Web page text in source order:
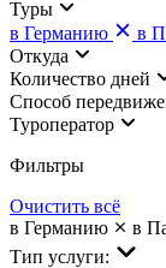
Туры
в Германию
в
Откуда
Количество дней
Cпособ
Туроператор
Фильтры
Очистить всё
в Германию
в
Тип услуги: